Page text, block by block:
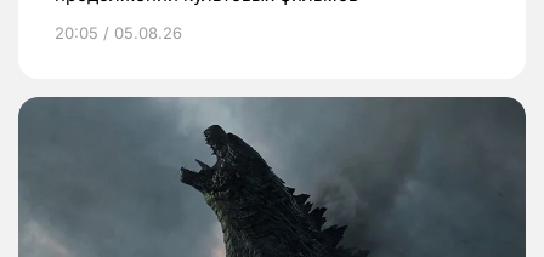
20:05 / 05.08.26